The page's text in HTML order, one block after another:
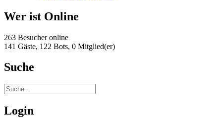
Wer ist Online
263 Besucher online
141 Gäste, 122 Bots, 0 Mitglied(er)
Suche
Login